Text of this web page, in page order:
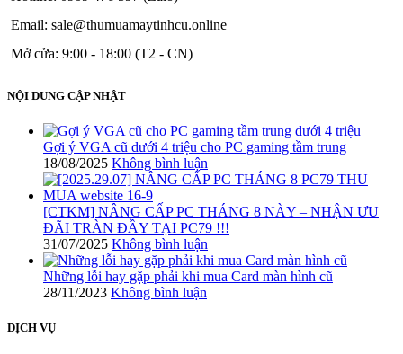
Email: sale@thumuamaytinhcu.online
Mở cửa: 9:00 - 18:00 (T2 - CN)
NỘI DUNG CẬP NHẬT
Gợi ý VGA cũ dưới 4 triệu cho PC gaming tầm trung
18/08/2025 Không bình luận
[CTKM] NÂNG CẤP PC THÁNG 8 NÀY – NHẬN ƯU
ĐÃI TRÀN ĐẦY TẠI PC79 !!!
31/07/2025 Không bình luận
Những lỗi hay gặp phải khi mua Card màn hình cũ
28/11/2023 Không bình luận
DỊCH VỤ